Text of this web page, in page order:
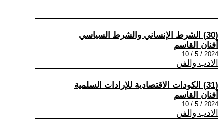
(30) الشرط الإنساني والشرط السياسي
أفنان القاسم
2024 / 5 / 10
الادب والفن
(31) الكودات الاقتصادية للإرادات السلمية
أفنان القاسم
2024 / 5 / 10
الادب والفن